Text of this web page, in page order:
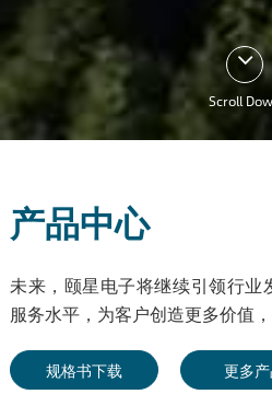
Scroll
产品中心
未来，颐星电子将继续引领行业
服务水平，为客户创造更多价值，
规格书下载 更多